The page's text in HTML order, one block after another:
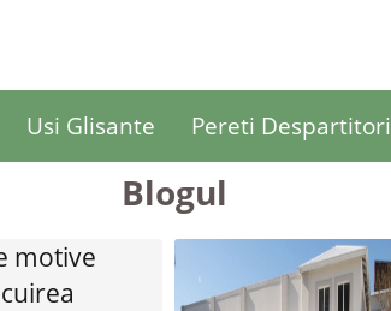
Usi Glisante Pereti Despartitori
Blogul
motive